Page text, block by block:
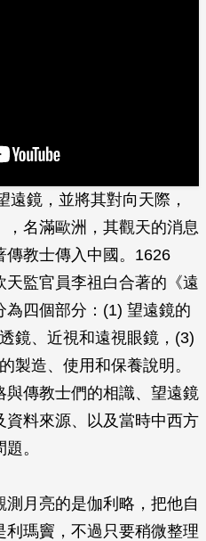
遠鏡，並將其對向天際，
，名滿歐洲，其觀天的消息
傳教士傳入中國。1626
監官員李祖白合著的《遠
四個部分：(1) 望遠鏡的
鏡、近視和遠視眼鏡，(3)
製造、使用和保養說明。
傳教士們的相識、望遠鏡
料來源、以及當時中西方
。
月亮的是伽利略，把他自
瑪竇，不過只要稍微整理